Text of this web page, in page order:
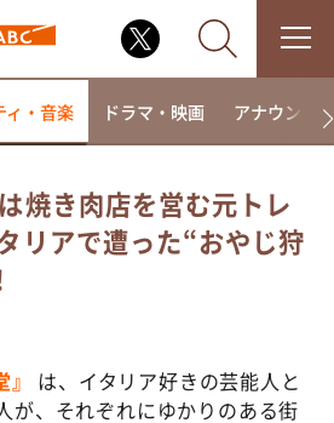
るTV
ど・・・
プ
ィ・音楽 ドラマ・映画 アナウンサー
焼き肉店を営む元トレ
リアで遭った“おやじ狩
は、イタリア好きの芸能人と
が、それぞれにゆかりのある街